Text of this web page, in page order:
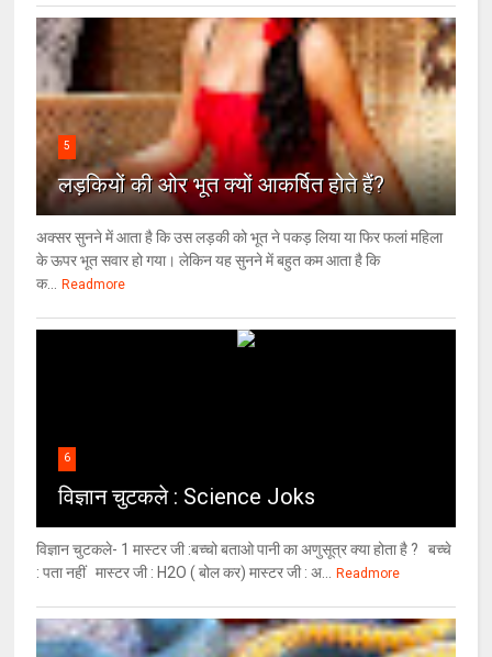
5
लड़कियों की ओर भूत क्‍यों आकर्षित होते हैं?
अक्सर सुनने में आता है कि उस लड़की को भूत ने पकड़ लिया या फिर फलां महिला
के ऊपर भूत सवार हो गया। लेकिन यह सुनने में बहुत कम आता है कि
क...
Readmore
6
विज्ञान चुटकले : Science Joks
विज्ञान चुटकले- 1 मास्टर जी :बच्चो बताओ पानी का अणुसूत्र क्या होता है ? बच्चे
: पता नहीं मास्टर जी : H2O ( बोल कर) मास्टर जी : अ...
Readmore